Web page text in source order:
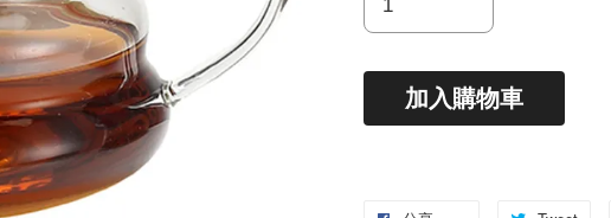
加入購物車